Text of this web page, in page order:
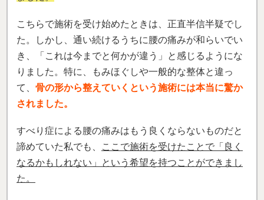
こちらで施術を受け始めたときは、正直半信半疑でし
た。しかし、通い続けるうちに腰の痛みが和らいでい
き、「これは今までと何かが違う」と感じるようにな
りました。特に、もみほぐしや一般的な整体と違っ
て、 骨の形から整えていくという施術には本当に驚か
されました。
すべり症による腰の痛みはもう良くならないものだと
諦めていた私でも、
ここで施術を受けたことで「良く
なるかもしれない」という希望を持つことができまし
た。